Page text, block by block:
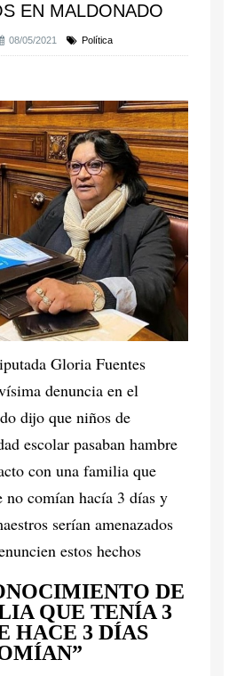
EN MALDONADO
08/05/2021 Política
Gloria Fuentes
denuncia en el
dijo que niños de
escolar pasaban hambre
con una familia que
no comían hacía 3 días y
serían amenazados
estos hechos
DE
QUE TENÍA 3
HACE 3 DÍAS